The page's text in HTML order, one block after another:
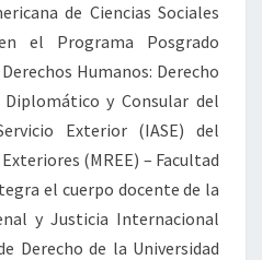
de Ciencias Sociales
el Programa Posgrado
Humanos: Derecho
y Consular del
Exterior (IASE) del
(MREE) – Facultad
el cuerpo docente de la
y Justicia Internacional
Derecho de la Universidad